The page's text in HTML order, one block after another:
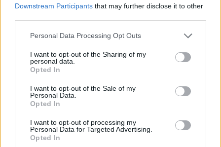
Downstream Participants that may further disclose it to other
Please note that this website/app uses one or more Google
not limited to your visit or usage behaviour. You may click to
grant or deny consent to Google and its third-party tags to
use your data for below specified purposes in below Google
consent section.
Personal Data Processing Opt Outs
I want to opt-out of the Sharing of my
personal data.
Opted In
I want to opt-out of the Sale of my
Personal Data.
Opted In
I want to opt-out of processing my
Personal Data for Targeted Advertising.
Opted In
Kövess minket, és értesülj a friss hírekről a
OROSZLÁN # MENTÉS # MEGMENTETTÉK